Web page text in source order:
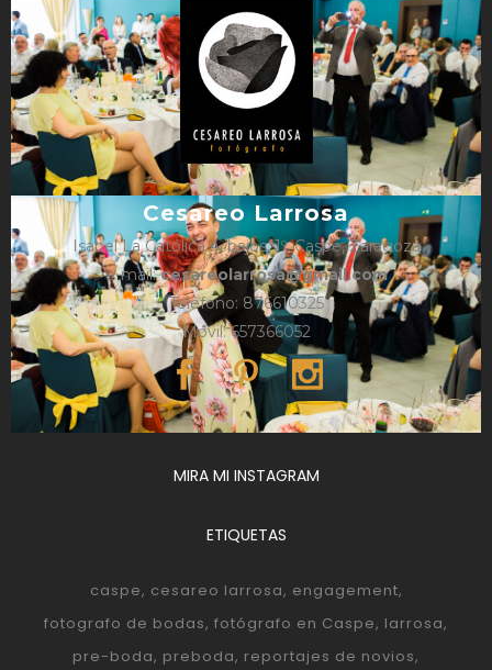
Cesareo Larrosa
Isabel La Católica 4, bajos, 1º, Caspe, Zaragoza
e-mail:cesareolarrosa@gmail.com
Teléfono: 876610325
Móvil: 657366052
MIRA MI INSTAGRAM
ETIQUETAS
caspe cesareo larrosa engagement
fotografo de bodas fotógrafo en Caspe larrosa
pre-boda preboda reportajes de novios